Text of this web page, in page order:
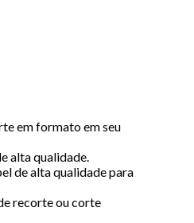
em formato em seu
alta qualidade.
de alta qualidade para
recorte ou corte